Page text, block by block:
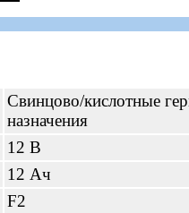
Свинцово/кислотные
назначения
12 В
12 Ач
F2